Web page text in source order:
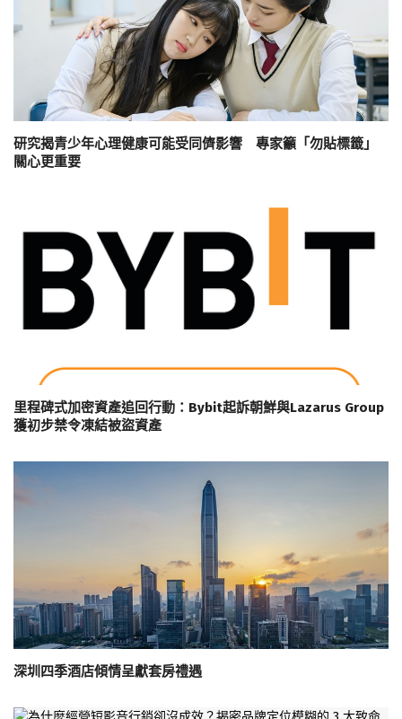
研究揭青少年心理健康可能受同儕影響 專家籲「勿貼標籤」
關心更重要
里程碑式加密資產追回行動：Bybit起訴朝鮮與Lazarus Group
獲初步禁令凍結被盜資產
深圳四季酒店傾情呈獻套房禮遇